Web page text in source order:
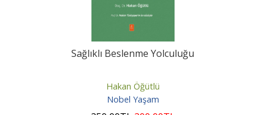
Sağlıklı Beslenme Yolculuğu
Hakan Öğütlü
Nobel Yaşam